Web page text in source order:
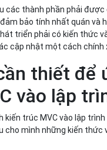
các thành phần phải
bảo tính nhất quán và
triển phải có kiến thức
cập nhật một cách chính
thiết để
vào lập
kiến trúc MVC vào lập
cho mình những kiến thức